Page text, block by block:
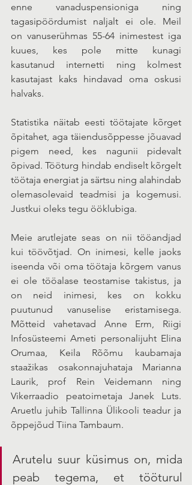
enne vanaduspensioniga ning
tagasipöördumist naljalt ei ole. Meil
on vanuserühmas 55-64 inimestest iga
kuues, kes pole mitte kunagi
kasutanud internetti ning kolmest
kasutajast kaks hindavad oma oskusi
halvaks.
Statistika näitab eesti töötajate kõrget
õpitahet, aga täiendusõppesse jõuavad
pigem need, kes nagunii pidevalt
õpivad. Tööturg hindab endiselt kõrgelt
töötaja energiat ja särtsu ning alahindab
olemasolevaid teadmisi ja kogemusi.
Justkui oleks tegu ööklubiga.
Meie arutlejate seas on nii tööandjad
kui töövõtjad. On inimesi, kelle jaoks
iseenda või oma töötaja kõrgem vanus
ei ole tööalase teostamise takistus, ja
on neid inimesi, kes on kokku
puutunud vanuselise eristamisega.
Mõtteid vahetavad Anne Erm, Riigi
Infosüsteemi Ameti personalijuht Elina
Orumaa, Keila Rõõmu kaubamaja
staažikas osakonnajuhataja Marianna
Laurik, prof Rein Veidemann ning
Vikerraadio peatoimetaja Janek Luts.
Aruetlu juhib Tallinna Ülikooli teadur ja
õppejõud Tiina Tambaum.
Arutelu suur küsimus on, mida
peab tegema, et tööturul